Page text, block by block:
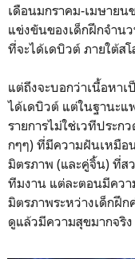
เดือนมกราคม-เมษายน
แข่งขันของเด็กฝึกจำน
ที่จะได้เดบิวต์ ภายใต้ส
แต่ถึงจะบอกว่าเนื้อหา
ได้เดบิวต์ แต่ในฐานะแ
รายการไม่ใช่เวทีประก
กๆๆ) ที่มีความฝันเหมือ
มิตรภาพ (และคู่จิ้น) ที่ส
ทีมงาน แต่ละตอนมีควา
มิตรภาพระหว่างเด็กฝึก
ดูแล้วมีความสุขมากจริง